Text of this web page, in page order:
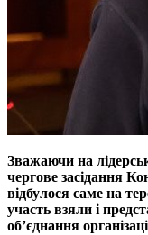
Зважаючи на
чергове засідання
відбулося саме на
участь взяли і
об’єднання